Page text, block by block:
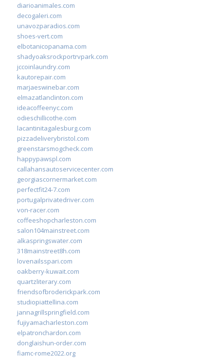
diarioanimales.com
decogaleri.com
unavozparadios.com
shoes-vert.com
elbotanicopanama.com
shadyoaksrockportrvpark.com
jccoinlaundry.com
kautorepair.com
marjaeswinebar.com
elmazatlanclinton.com
ideacoffeenyc.com
odieschillicothe.com
lacantinitagalesburg.com
pizzadeliverybristol.com
greenstarsmogcheck.com
happypawspl.com
callahansautoservicecenter.com
georgiascornermarket.com
perfectfit24-7.com
portugalprivatedriver.com
von-racer.com
coffeeshopcharleston.com
salon104mainstreet.com
alkaspringswater.com
318mainstreet8h.com
lovenailsspari.com
oakberry-kuwait.com
quartzliterary.com
friendsofbroderickpark.com
studiopiattellina.com
jannagrillspringfield.com
fujiyamacharleston.com
elpatronchardon.com
donglaishun-order.com
fiamc-rome2022.org